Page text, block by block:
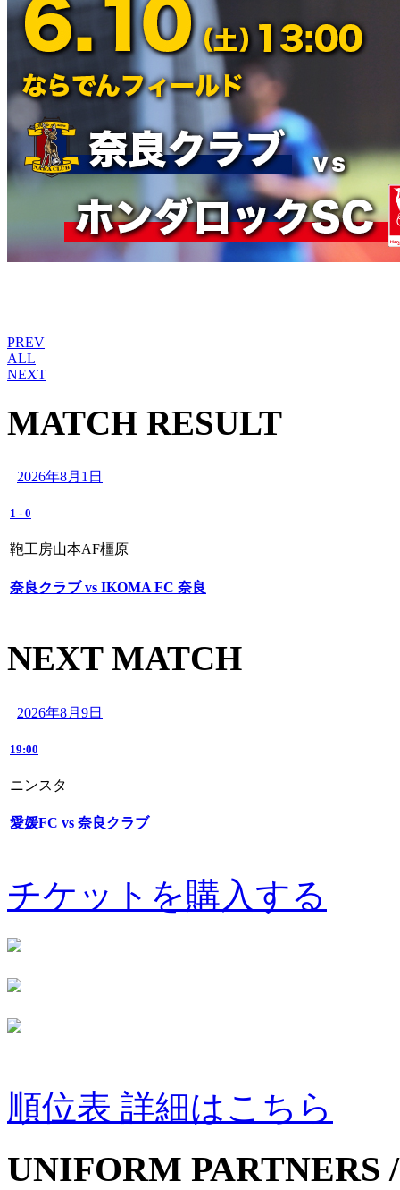
PREV
ALL
NEXT
MATCH RESULT
2026年8月1日
1 - 0
鞄工房山本AF橿原
奈良クラブ vs IKOMA FC 奈良
NEXT MATCH
2026年8月9日
19:00
ニンスタ
愛媛FC vs 奈良クラブ
チケットを購入する
順位表 詳細はこちら
UNIFORM PARTNERS